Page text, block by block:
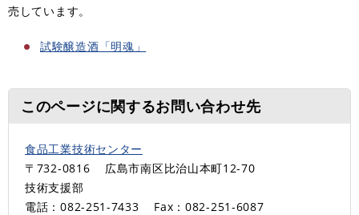
売しています。
試験醸造酒「明魂」
このページに関するお問い合わせ先
食品工業技術センター
〒732-0816
広島市南区比治山本町12-70
技術支援部
電話：082-251-7433
Fax：082-251-6087